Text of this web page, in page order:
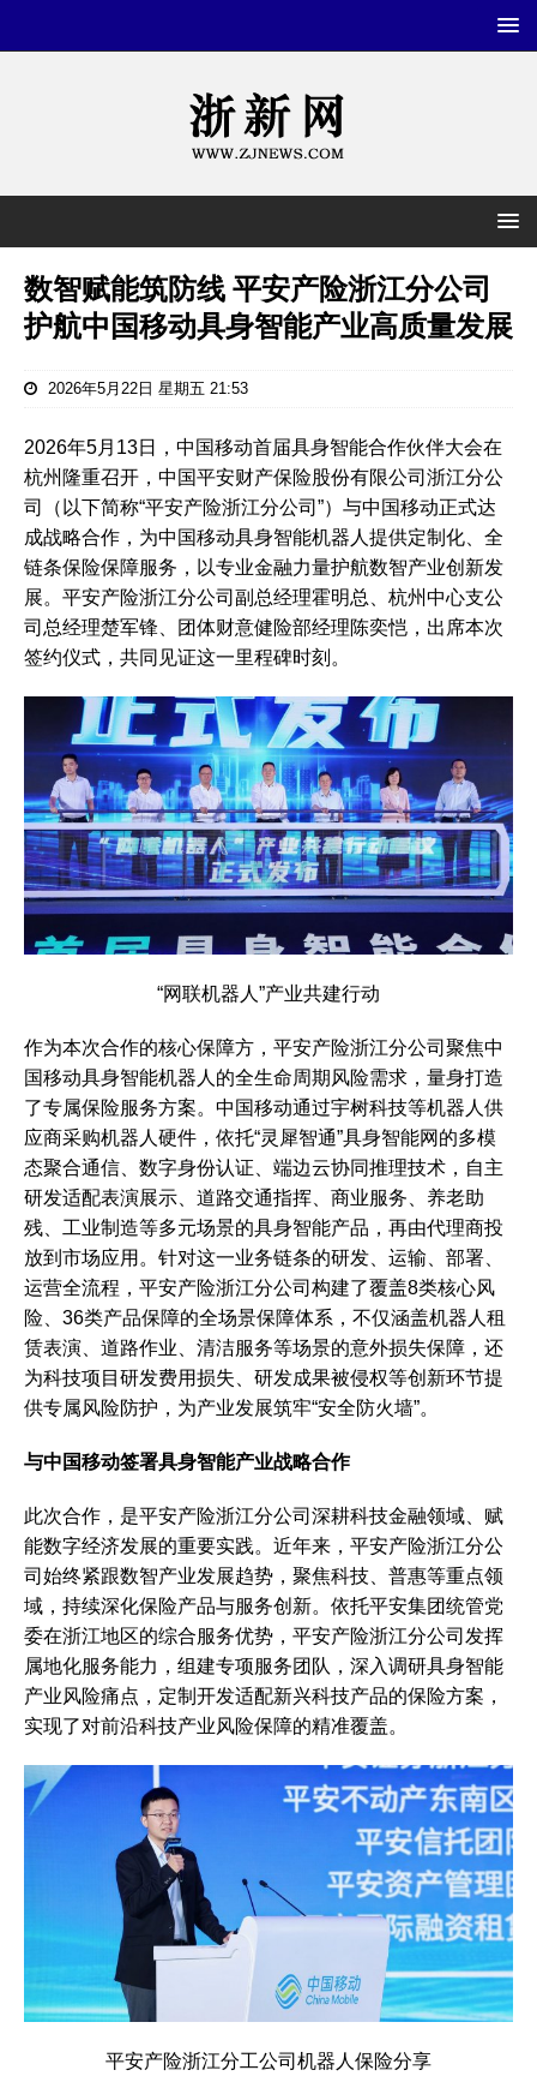
数智赋能筑防线 平安产险浙江分公司
护航中国移动具身智能产业高质量发展
2026年5月22日 星期五 21:53
2026年5月13日，中国移动首届具身智能合作伙伴大会在
杭州隆重召开，中国平安财产保险股份有限公司浙江分公
司（以下简称“平安产险浙江分公司”）与中国移动正式达
成战略合作，为中国移动具身智能机器人提供定制化、全
链条保险保障服务，以专业金融力量护航数智产业创新发
展。平安产险浙江分公司副总经理霍明总、杭州中心支公
司总经理楚军锋、团体财意健险部经理陈奕恺，出席本次
签约仪式，共同见证这一里程碑时刻。
“网联机器人”产业共建行动
作为本次合作的核心保障方，平安产险浙江分公司聚焦中
国移动具身智能机器人的全生命周期风险需求，量身打造
了专属保险服务方案。中国移动通过宇树科技等机器人供
应商采购机器人硬件，依托“灵犀智通”具身智能网的多模
态聚合通信、数字身份认证、端边云协同推理技术，自主
研发适配表演展示、道路交通指挥、商业服务、养老助
残、工业制造等多元场景的具身智能产品，再由代理商投
放到市场应用。针对这一业务链条的研发、运输、部署、
运营全流程，平安产险浙江分公司构建了覆盖8类核心风
险、36类产品保障的全场景保障体系，不仅涵盖机器人租
赁表演、道路作业、清洁服务等场景的意外损失保障，还
为科技项目研发费用损失、研发成果被侵权等创新环节提
供专属风险防护，为产业发展筑牢“安全防火墙”。
与中国移动签署具身智能产业战略合作
此次合作，是平安产险浙江分公司深耕科技金融领域、赋
能数字经济发展的重要实践。近年来，平安产险浙江分公
司始终紧跟数智产业发展趋势，聚焦科技、普惠等重点领
域，持续深化保险产品与服务创新。依托平安集团统管党
委在浙江地区的综合服务优势，平安产险浙江分公司发挥
属地化服务能力，组建专项服务团队，深入调研具身智能
产业风险痛点，定制开发适配新兴科技产品的保险方案，
实现了对前沿科技产业风险保障的精准覆盖。
平安产险浙江分工公司机器人保险分享